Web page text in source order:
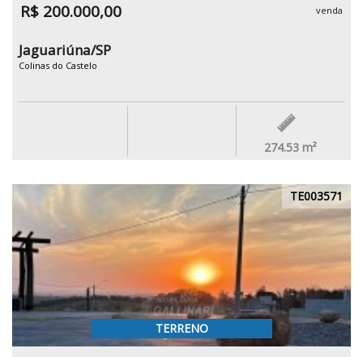
R$ 200.000,00 venda
Jaguariúna/SP
Colinas do Castelo
274.53 m²
TE003571
TERRENO